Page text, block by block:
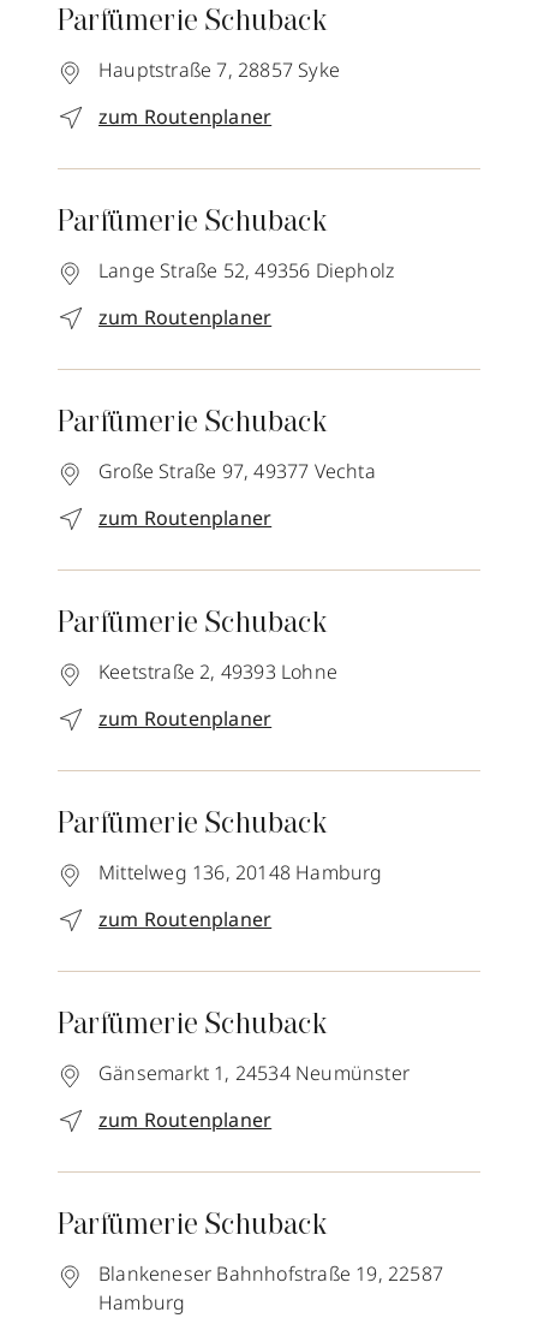
Parfümerie Schuback
Hauptstraße 7, 28857 Syke
zum Routenplaner
Parfümerie Schuback
Lange Straße 52, 49356 Diepholz
zum Routenplaner
Parfümerie Schuback
Große Straße 97, 49377 Vechta
zum Routenplaner
Parfümerie Schuback
Keetstraße 2, 49393 Lohne
zum Routenplaner
Parfümerie Schuback
Mittelweg 136, 20148 Hamburg
zum Routenplaner
Parfümerie Schuback
Gänsemarkt 1, 24534 Neumünster
zum Routenplaner
Parfümerie Schuback
Blankeneser Bahnhofstraße 19, 22587
Hamburg